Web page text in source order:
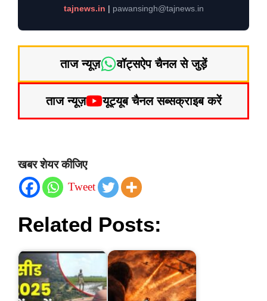
tajnews.in | pawansingh@tajnews.in
ताज न्यूज़ वॉट्सऐप चैनल से जुड़ें
ताज न्यूज़ यूट्यूब चैनल सब्सक्राइब करें
खबर शेयर कीजिए
Tweet
Related Posts: